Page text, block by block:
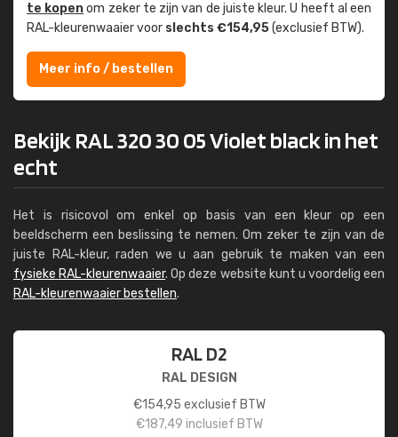
te kopenom zeker te zijn van de juiste kleur. U heeft al een
RAL-kleuren­waaier voor slechts €154,95(exclusief BTW).
Meer info / bestellen
Bekijk RAL 320 30 05 Violet black in het
echt
Het is risicovol om enkel op basis van een kleur op een
beeldscherm een beslissing te nemen. Om zeker te zijn van de
juiste RAL-kleur, raden we u aan gebruik te maken van een
fysieke RAL-kleurenwaaier. Op deze website kunt u voordelig een
RAL-kleurenwaaier bestellen.
RAL D2
RAL DESIGN
€154,95 exclusief BTW
€187,49 inclusief BTW